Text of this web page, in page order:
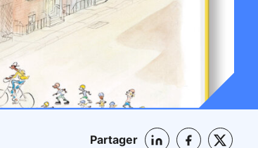
Partager